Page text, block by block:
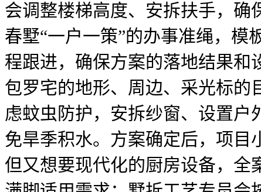
会调整楼梯高度、安拆扶手，确
春墅“一户一策”的办事准绳，
程跟进，确保方案的落地结果和
包罗宅的地形、周边、采光标的
虑蚊虫防护，安拆纱窗、设置
免旱季积水。方案确定后，项目
但又想要现代化的厨房设备，全